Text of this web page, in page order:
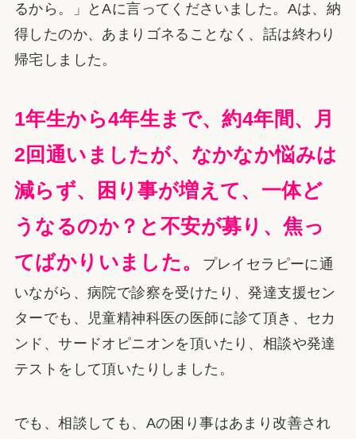
るから。」とAに言ってくださいました。Aは、納
得したのか、あまりゴネることなく、話は終わり
帰宅しました。
1年生から4年生まで、約4年間、月
2回通いましたが、なかなか悩みは
減らず、困り事が増えて、一体ど
うなるのか？と不安が募り、焦っ
てばかりいました。
プレイセラピーに通
いながら、病院で診察を受けたり、発達支援セン
ターでも、児童精神科医の医師に診て頂き、セカ
ンド、サードオピニオンを頂いたり、相談や発達
テストをして頂いたりしました。
でも、相談しても、Aの困り事はあまり改善され